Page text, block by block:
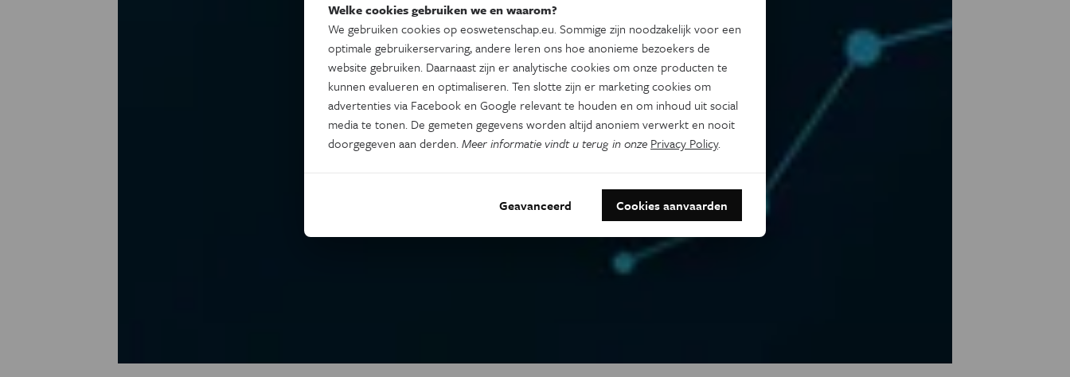
Welke cookies gebruiken we en waarom?
We gebruiken cookies op eoswetenschap.eu. Sommige zijn noodzakelijk voor een
optimale gebruikerservaring, andere leren ons hoe anonieme bezoekers de
website gebruiken. Daarnaast zijn er analytische cookies om onze producten te
kunnen evalueren en optimaliseren. Ten slotte zijn er marketing cookies om
advertenties via Facebook en Google relevant te houden en om inhoud uit social
media te tonen. De gemeten gegevens worden altijd anoniem verwerkt en nooit
doorgegeven aan derden.Meer informatie vindt u terug in onze Privacy Policy.
Geavanceerd Cookies aanvaarden